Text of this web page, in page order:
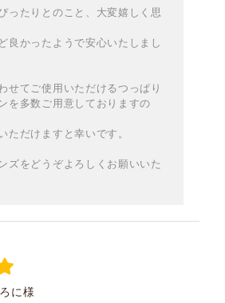
ったりとのこと、大変嬉しく思
良かったようで安心いたしまし
せてご使用いただけるつっぱり
を多数ご用意しておりますの
ただけますと幸いです。
ズをどうぞよろしくお願いいた
に様